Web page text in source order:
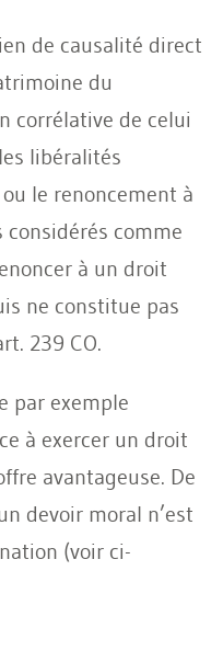
de causalité direct
du
corrélative de celui
libéralités
le renoncement à
considérés comme
à un droit
ne constitue pas
239 CO.
par exemple
à exercer un droit
avantageuse. De
devoir moral n’est
(voir ci-